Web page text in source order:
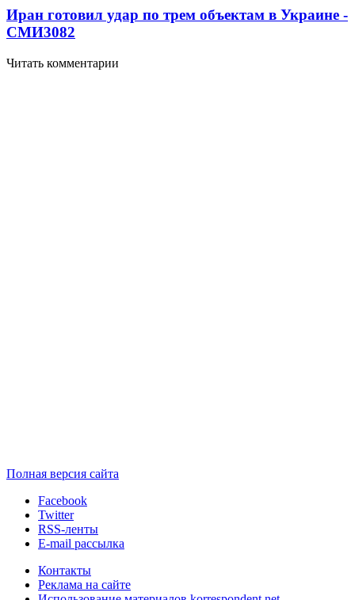
Иран готовил удар по трем объектам в Украине -
СМИ3082
Читать комментарии
Полная версия сайта
Facebook
Twitter
RSS-ленты
E-mail рассылка
Контакты
Реклама на сайте